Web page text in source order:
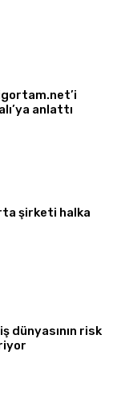
anlattı
şirketi halka
dünyasının risk